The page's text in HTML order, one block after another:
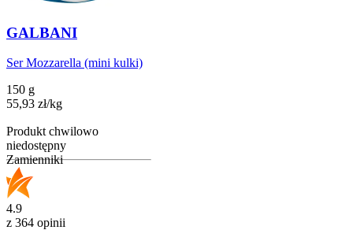
GALBANI
Ser Mozzarella (mini kulki)
150 g
55,93 zł/kg
Produkt chwilowo
niedostępny
Zamienniki
4.9
z 364 opinii